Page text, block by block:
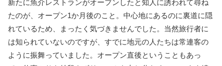
新たに魚介レストランがオープンしたと知人に誘われて尋ね
たのが、オープン1か月後のこと。中心地にあるのに裏道に隠
れているため、まったく気づきませんでした。当然旅行者に
は知られていないのですが、すでに地元の人たちは常連客の
ように振舞っていました。オープン直後ということもあっ